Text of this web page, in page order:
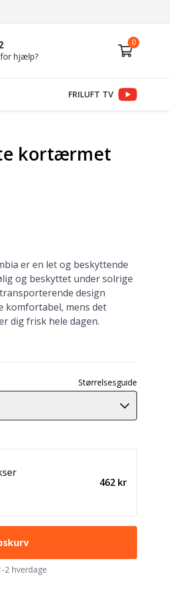
hjælp?
FRILUFT TV
kortærmet
er en let og beskyttende
og beskyttet under solrige
design
komfortabel, mens det
dig frisk hele dagen.
Størrelsesguide
462 kr
2 hverdage